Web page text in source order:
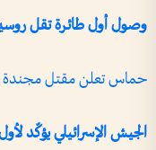
وصول أول طائرة تقل
حماس تعلن مقتل مجندة
الجيش الإسرائيلي يؤكّد